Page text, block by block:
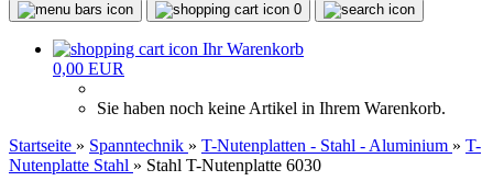
0
Ihr Warenkorb
0,00 EUR
Sie haben noch keine Artikel in Ihrem Warenkorb.
Startseite » Spanntechnik » T-Nutenplatten - Stahl - Aluminium » T-
Nutenplatte Stahl » Stahl T-Nutenplatte 6030